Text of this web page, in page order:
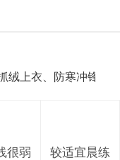
绒上衣、防寒冲锋衣
很弱 较适宜晨练